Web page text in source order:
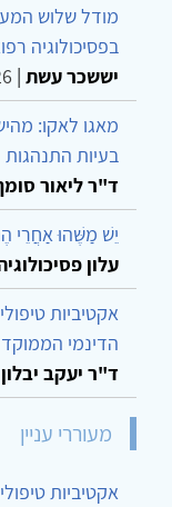
מודל שלוש
בפסיכולוגיה
יששכר עשת |
מאגו לאקו:
בעיות התנהגות
ד"ר ליאור
יֵשׁ מַשֶּׁהוּ אַחֲרֵי
עלון
אקטיביות
הדינמי הממוקד
ד"ר יעקב יבלון
מעוררי עניין
אקטיביות